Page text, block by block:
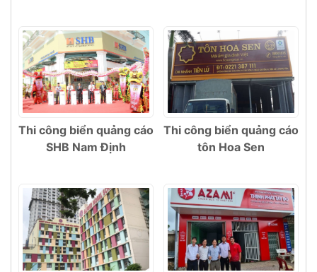
Thi công biển quảng cáo
SHB Nam Định
Thi công biển quảng cáo
tôn Hoa Sen